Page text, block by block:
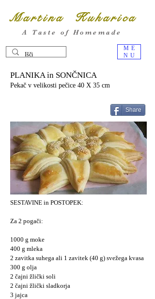
ME
NU
Martina Kuharica
A Taste of Homemade
PLANIKA in SONČNICA
Pekač v velikosti pečice 40 X 35 cm
Share
SESTAVINE in POSTOPEK:
Za 2 pogači:
1000 g moke
400 g mleka
2 zavitka suhega ali 1 zavitek (40 g) svežega kvasa
300 g olja
2 čajni žlički soli
2 čajni žlički sladkorja
3 jajca